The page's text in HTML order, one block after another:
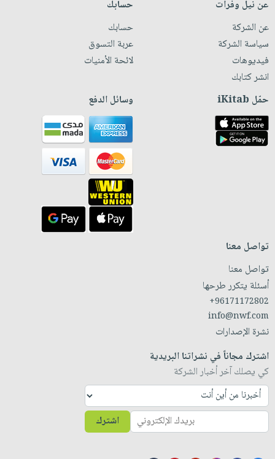
عن نيل وفرات
عن الشركة
سياسة الشركة
فيديوهات
انشر كتابك
حسابك
حسابك
عربة التسوق
لائحة الأمنيات
حمّل iKitab وسائل الدفع
تواصل معنا
تواصل معنا
أسئلة يتكرر طرحها
+96171172802
info@nwf.com
نشرة الإصدارات
اشترك مجاناً في نشراتنا البريدية
كي يصلك آخر أخبار الشركة
اشترك